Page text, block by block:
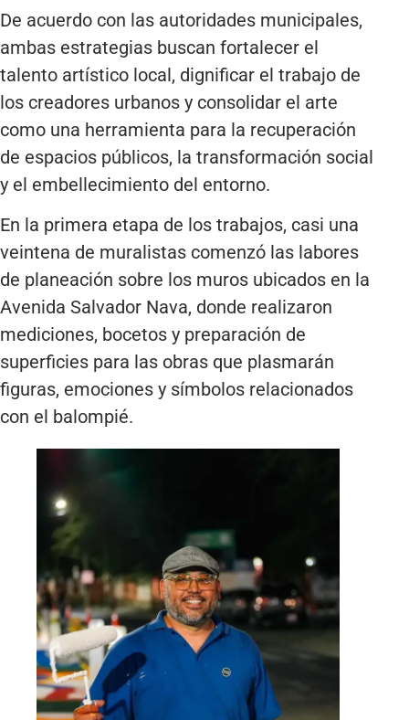
De acuerdo con las autoridades municipales,
ambas estrategias buscan fortalecer el
talento artístico local, dignificar el trabajo de
los creadores urbanos y consolidar el arte
como una herramienta para la recuperación
de espacios públicos, la transformación social
y el embellecimiento del entorno.
En la primera etapa de los trabajos, casi una
veintena de muralistas comenzó las labores
de planeación sobre los muros ubicados en la
Avenida Salvador Nava, donde realizaron
mediciones, bocetos y preparación de
superficies para las obras que plasmarán
figuras, emociones y símbolos relacionados
con el balompié.